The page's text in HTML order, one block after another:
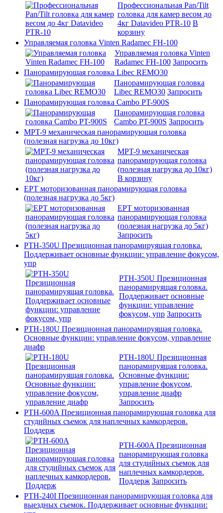
Профессиональная Pan/Tilt
головка для камер весом до
4кг Datavideo PTR-10 В
корзину
Управляемая головка Vinten Radamec FH-100
Управляемая головка Vinten
Radamec FH-100 Запросить
Панорамирующая головка Libec REMO30
Панорамирующая головка
Libec REMO30 Запросить
Панорамирующая головка Cambo PT-900S
Панорамирующая головка
Cambo PT-900S Запросить
MPT-9 механическая панорамирующая головка
(полезная нагрузка до 10кг)
MPT-9 механическая
панорамирующая головка
(полезная нагрузка до 10кг)
В корзину
EPT моторизованная панорамирующая головка
(полезная нагрузка до 5кг)
EPT моторизованная
панорамирующая головка
(полезная нагрузка до 5кг)
Запросить
PTH-350U Презиционная панорамируящая головка.
Поддерживает основные функции: управление фокусом,
упр
PTH-350U Презиционная
панорамируящая головка.
Поддерживает основные
функции: управление
фокусом, упр Запросить
PTH-180U Презиционная панорамируящая головка.
Основные функции: управление фокусом, управление
диафр
PTH-180U Презиционная
панорамируящая головка.
Основные функции:
управление фокусом,
управление диафр
Запросить
PTH-600A Презиционная панорамирующая головка для
студийных съемок для наплечных камкордеров.
Поддерж
PTH-600A Презиционная
панорамирующая головка
для студийных съемок для
наплечных камкордеров.
Поддерж Запросить
PTH-240I Презиционная панорамирующая головка для
выездных съемок. Поддерживает основные функции: